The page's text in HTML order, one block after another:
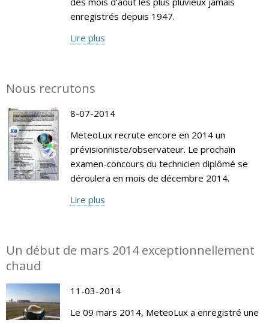
enregistrés depuis 1947.
Lire plus
Nous recrutons
8-07-2014
MeteoLux recrute encore en 2014 un
prévisionniste/observateur. Le prochain
examen-concours du technicien diplômé se
déroulera en mois de décembre 2014.
Lire plus
Un début de mars 2014 exceptionnellement
chaud
11-03-2014
Le 09 mars 2014, MeteoLux a enregistré une